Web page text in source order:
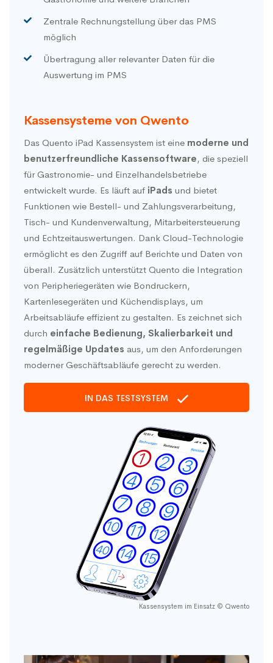
Zentrale Rechnungstellung über das PMS
möglich
Übertragung aller relevanter Daten für die
Auswertung im PMS
Kassensysteme von Qwento
Das Quento iPad Kassensystem ist eine moderne und
benutzerfreundliche Kassensoftware, die speziell
für Gastronomie- und Einzelhandelsbetriebe
entwickelt wurde. Es läuft auf iPads und bietet
Funktionen wie Bestell- und Zahlungsverarbeitung,
Tisch- und Kundenverwaltung, Mitarbeitersteuerung
und Echtzeitauswertungen. Dank Cloud-Technologie
ermöglicht es den Zugriff auf Berichte und Daten von
überall. Zusätzlich unterstützt Quento die Integration
von Peripheriegeräten wie Bondruckern,
Kartenlesegeräten und Küchendisplays, um
Arbeitsabläufe effizient zu gestalten. Es zeichnet sich
durch einfache Bedienung, Skalierbarkeit und
regelmäßige Updates aus, um den Anforderungen
moderner Geschäftsabläufe gerecht zu werden.
IN DAS TESTSYSTEM
Kassensystem im Einsatz © Qwento